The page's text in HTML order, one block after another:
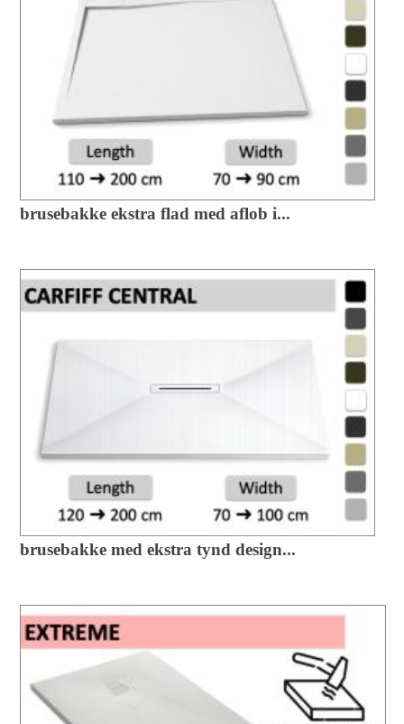
brusebakke ekstra flad med aflob i...
brusebakke med ekstra tynd design...